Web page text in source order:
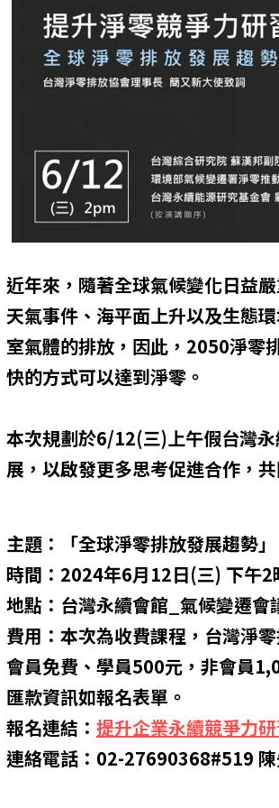
近年來，隨著全球氣候變化日益
天氣事件、海平面上升以及生態
室氣體的排放，因此，2050淨零
快的方式可以達到淨零。
本次規劃於6/12(三)上午假台灣
展，以啟發更多思考促進合作，
主題：「全球淨零排放發展趨勢」
時間：2024年6月12日(三) 下午2
地點：台灣永續會館_氣候變遷會
費用：本次為收費課程，台灣淨
會員免費、學員500元，非會員
匯款資訊如報名表單。
報名連結： 提升企業永續競爭力
連絡電話：02-27690368#519